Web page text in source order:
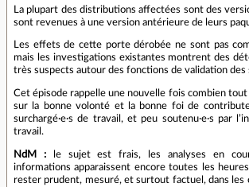
La plupart des distributions affectées sont des
sont revenues à une version antérieure de leurs
Les effets de cette porte dérobée ne sont pas
mais les investigations existantes montrent des
très suspects autour des fonctions de validation des
Cet épisode rappelle une nouvelle fois combien tout
sur la bonne volonté et la bonne foi de
surchargé·e·s de travail, et peu soutenu·e·s par
travail.
NdM :le sujet est frais, les analyses en
informations apparaissent encore toutes les
rester prudent, mesuré, et surtout factuel, dans les